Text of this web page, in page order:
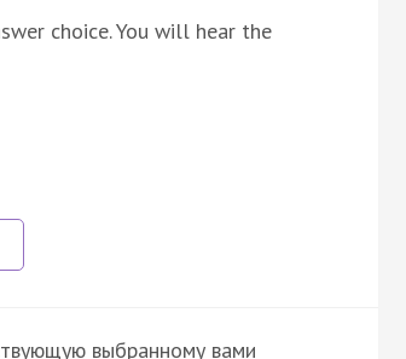
choice. You will hear the
выбранному вами